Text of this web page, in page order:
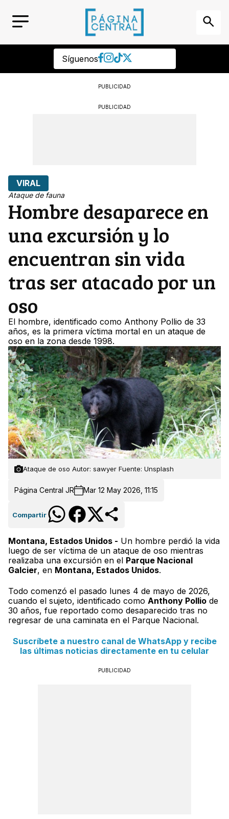
Síguenos
PUBLICIDAD
PUBLICIDAD
VIRAL
Ataque de fauna
Hombre desaparece en
una excursión y lo
encuentran sin vida
tras ser atacado por un
oso
El hombre, identificado como Anthony Pollio de 33
años, es la primera víctima mortal en un ataque de
oso en la zona desde 1998.
Ataque de oso Autor: sawyer Fuente: Unsplash
Página Central JR Mar 12 May 2026, 11:15
Compartir
Montana, Estados Unidos - Un hombre perdió la vida
luego de ser víctima de un ataque de oso mientras
realizaba una excursión en el Parque Nacional
Galcier, en Montana, Estados Unidos.
Todo comenzó el pasado lunes 4 de mayo de 2026,
cuando el sujeto, identificado como Anthony Pollio de
30 años, fue reportado como desaparecido tras no
regresar de una caminata en el Parque Nacional.
Suscríbete a nuestro canal de WhatsApp y recibe
las últimas noticias directamente en tu celular
PUBLICIDAD